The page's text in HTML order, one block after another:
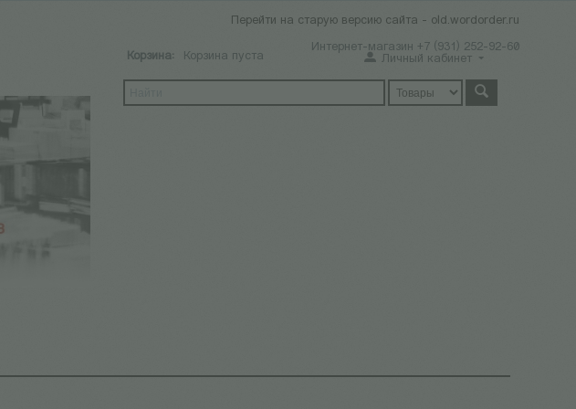
Перейти на старую версию сайта - old.wordorder.ru
Интернет-магазин +7 (931) 252-92-60
Корзина: Корзина пуста Личный кабинет